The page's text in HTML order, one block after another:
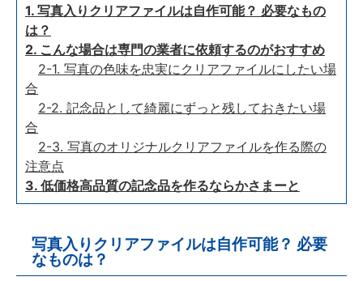
1. 写真入りクリアファイルは自作可能？ 必要なもの
は？
2. こんな場合は専門の業者に依頼するのがおすすめ
2-1. 写真の色味を忠実にクリアファイルにしたい場
合
2-2. 記念品として綺麗にずっと残しておきたい場
合
2-3. 写真のオリジナルクリアファイルを作る際の
注意点
3. 低価格高品質の記念品を作るならかさまーと
写真入りクリアファイルは自作可能？ 必要
なものは？